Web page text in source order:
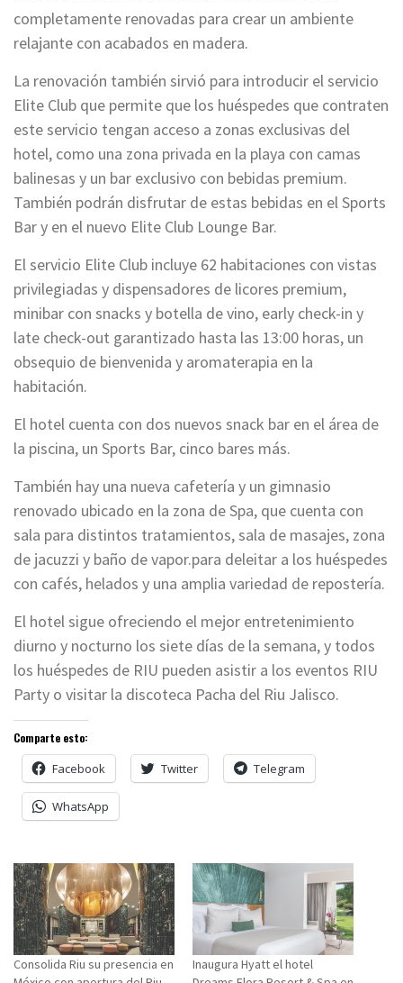
completamente renovadas para crear un ambiente
relajante con acabados en madera.
La renovación también sirvió para introducir el servicio
Elite Club que permite que los huéspedes que contraten
este servicio tengan acceso a zonas exclusivas del
hotel, como una zona privada en la playa con camas
balinesas y un bar exclusivo con bebidas premium.
También podrán disfrutar de estas bebidas en el Sports
Bar y en el nuevo Elite Club Lounge Bar.
El servicio Elite Club incluye 62 habitaciones con vistas
privilegiadas y dispensadores de licores premium,
minibar con snacks y botella de vino, early check-in y
late check-out garantizado hasta las 13:00 horas, un
obsequio de bienvenida y aromaterapia en la
habitación.
El hotel cuenta con dos nuevos snack bar en el área de
la piscina, un Sports Bar, cinco bares más.
También hay una nueva cafetería y un gimnasio
renovado ubicado en la zona de Spa, que cuenta con
sala para distintos tratamientos, sala de masajes, zona
de jacuzzi y baño de vapor.para deleitar a los huéspedes
con cafés, helados y una amplia variedad de repostería.
El hotel sigue ofreciendo el mejor entretenimiento
diurno y nocturno los siete días de la semana, y todos
los huéspedes de RIU pueden asistir a los eventos RIU
Party o visitar la discoteca Pacha del Riu Jalisco.
Comparte esto:
Facebook Twitter Telegram
WhatsApp
Consolida Riu su presencia en
Inaugura Hyatt el hotel